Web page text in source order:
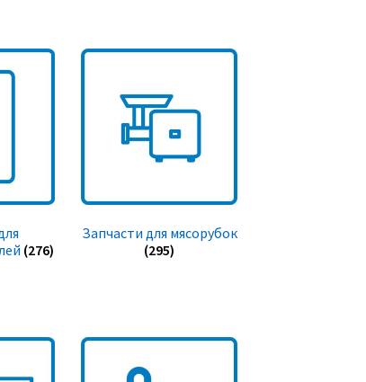
(276)
Запчасти для мясорубок
(295)